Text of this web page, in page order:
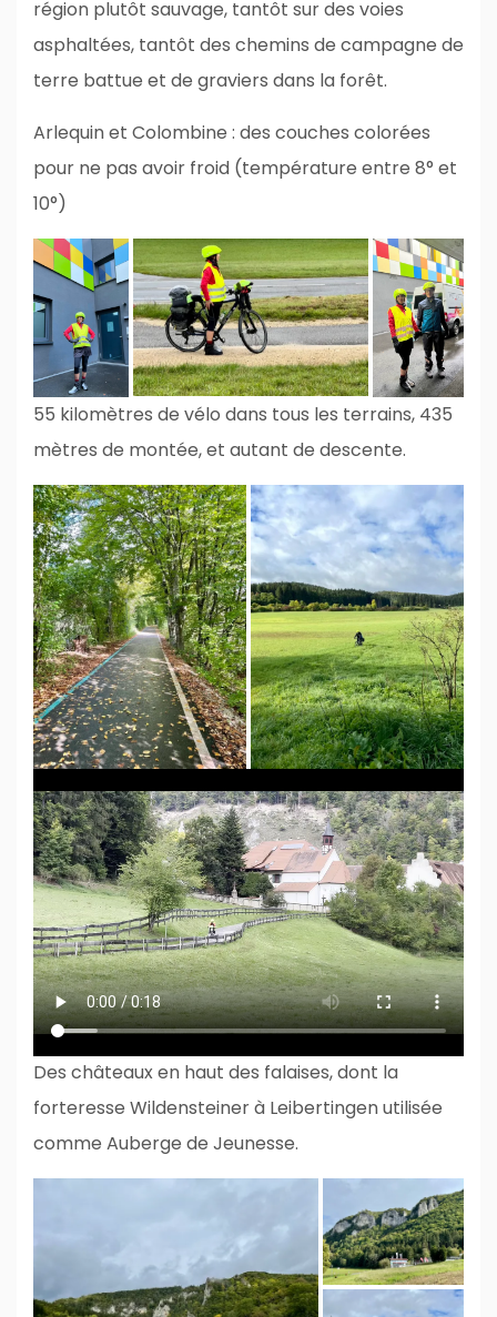
région plutôt sauvage, tantôt sur des voies
asphaltées, tantôt des chemins de campagne de
terre battue et de graviers dans la forêt.
Arlequin et Colombine : des couches colorées
pour ne pas avoir froid (température entre 8° et
10°)
55 kilomètres de vélo dans tous les terrains, 435
mètres de montée, et autant de descente.
Des châteaux en haut des falaises, dont la
forteresse Wildensteiner à Leibertingen utilisée
comme Auberge de Jeunesse.